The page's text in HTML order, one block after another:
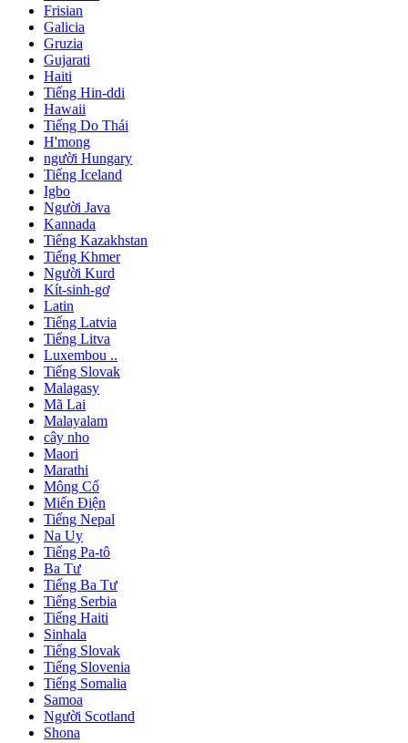
Frisian
Galicia
Gruzia
Gujarati
Haiti
Tiếng Hin-ddi
Hawaii
Tiếng Do Thái
H'mong
người Hungary
Tiếng Iceland
Igbo
Người Java
Kannada
Tiếng Kazakhstan
Tiếng Khmer
Người Kurd
Kít-sinh-gơ
Latin
Tiếng Latvia
Tiếng Litva
Luxembou ..
Tiếng Slovak
Malagasy
Mã Lai
Malayalam
cây nho
Maori
Marathi
Mông Cổ
Miến Điện
Tiếng Nepal
Na Uy
Tiếng Pa-tô
Ba Tư
Tiếng Ba Tư
Tiếng Serbia
Tiếng Haiti
Sinhala
Tiếng Slovak
Tiếng Slovenia
Tiếng Somalia
Samoa
Người Scotland
Shona